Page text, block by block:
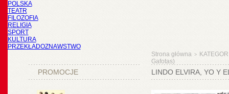
POLSKA
TEATR
FILOZOFIA
RELIGIA
SPORT
KULTURA
PRZEKŁADOZNAWSTWO
PROMOCJE
Strona główna >
Gafotas)
LINDO ELVIRA, YO Y